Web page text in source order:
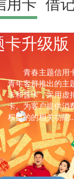
用卡 借
升级版
青春主题信用
青年客群推出的主
卡和普卡，采用虚
卡。为客户提供消
权益的的相关功能